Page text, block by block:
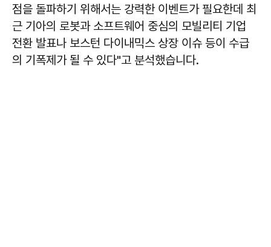
점을 돌파하기 위해서는 강력한 이벤트가 필요한데 최
근 기아의 로봇과 소프트웨어 중심의 모빌리티 기업
전환 발표나 보스턴 다이내믹스 상장 이슈 등이 수급
의 기폭제가 될 수 있다"고 분석했습니다.